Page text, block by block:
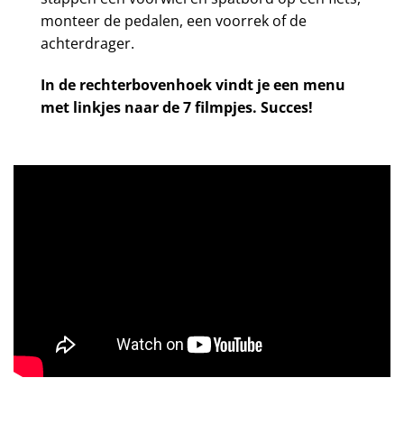
monteer de pedalen, een voorrek of de
achterdrager.
In de rechterbovenhoek vindt je een menu
met linkjes naar de 7 filmpjes. Succes!